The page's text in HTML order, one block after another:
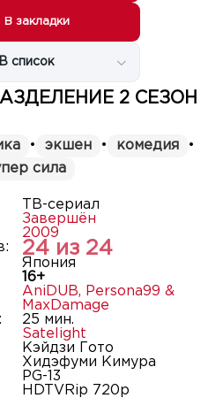
В закладки
В список
2 СЕЗОН
• экшен • комедия
•
сила
ТВ-сериал
Завершён
2009
24 из 24
Япония
16+
AniDUB, Persona99 &
MaxDamage
25 мин.
Satelight
Кэйдзи Гото
Хидэфуми Кимура
PG-13
HDTVRip 720p